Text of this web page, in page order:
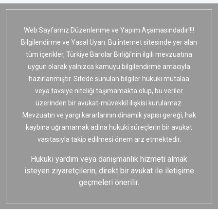
Web Sayfamız Düzenlenme ve Yapım Aşamasındadır!!!!
Bilgilendirme ve Yasal Uyarı: Bu internet sitesinde yer alan
tüm içerikler, Türkiye Barolar Birliği’nin ilgili mevzuatına
uygun olarak yalnızca kamuyu bilgilendirme amacıyla
hazırlanmıştır. Sitede sunulan bilgiler hukuki mütalaa
veya tavsiye niteliği taşımamakta olup, bu veriler
üzerinden bir avukat-müvekkil ilişkisi kurulamaz.
Mevzuatın ve yargı kararlarının dinamik yapısı gereği, hak
kaybına uğramamak adına hukuki süreçlerin bir avukat
vasıtasıyla takip edilmesi önem arz etmektedir.
Hukuki yardım veya danışmanlık hizmeti almak
isteyen ziyaretçilerin, direkt bir avukat ile iletişime
geçmeleri önerilir.